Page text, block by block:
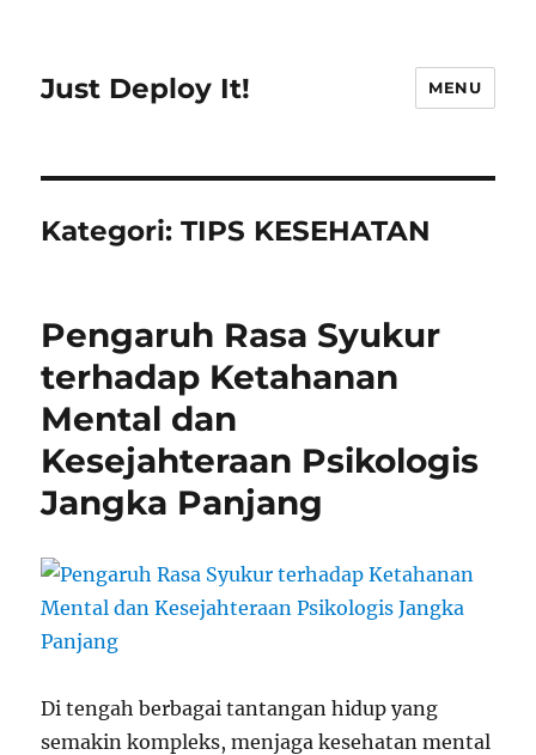
Just Deploy It! MENU
Kategori:TIPS KESEHATAN
Pengaruh Rasa Syukur
terhadap Ketahanan
Mental dan
Kesejahteraan Psikologis
Jangka Panjang
Di tengah berbagai tantangan hidup yang
semakin kompleks, menjaga kesehatan mental